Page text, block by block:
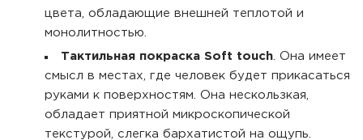
цвета, обладающие внешней теплотой и
монолитностью.
Тактильная покраска Soft touch . Она имеет
смысл в местах, где человек будет прикасаться
руками к поверхностям. Она нескользкая,
обладает приятной микроскопической
текстурой, слегка бархатистой на ощупь.